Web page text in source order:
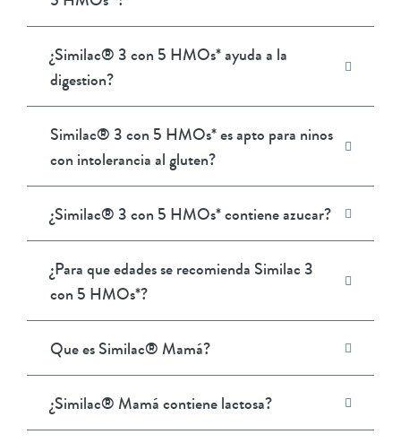
¿Similac® 3 con 5 HMOs* ayuda a la
digestion?
Similac® 3 con 5 HMOs* es apto para ninos
con intolerancia al gluten?
¿Similac® 3 con 5 HMOs* contiene azucar?
¿Para que edades se recomienda Similac 3
con 5 HMOs*?
Que es Similac® Mamá?
¿Similac® Mamá contiene lactosa?